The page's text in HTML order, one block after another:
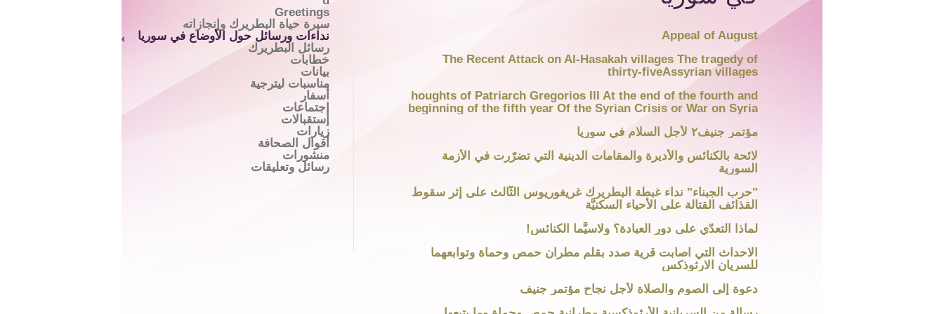
Appeal of August
The Recent Attack on Al-Hasakah villages The tragedy of
thirty-fiveAssyrian villages
houghts of Patriarch Gregorios III At the end of the fourth and
beginning of the fifth year Of the Syrian Crisis or War on Syria
مؤتمر جنيف٢ لأجل السلام في سوريا
لائحة بالكنائس والأديرة والمقامات الدينية التي تضرّرت في الأزمة
السورية
"حرب الجبناء" نداء غبطة البطريرك غريغوريوس الثَّالث على إثر سقوط
القذائف القتالة على الأحياء السكنيَّة
لماذا التعدّي على دور العبادة؟ ولاسيَّما الكنائس!
الاحداث التي اصابت قرية صدد بقلم مطران حمص وحماة وتوابعهما
للسريان الارثوذكس
دعوة إلى الصوم والصلاة لأجل نجاح مؤتمر جنيف
Greetings
سيرة حياة البطريرك وإنجازاته
نداءات ورسائل حول الأوضاع في سوريا
رسائل البطريرك
خطابات
بيانات
مناسبات ليترجية
أسفار
إجتماعات
إستقبالات
زيارات
أقوال الصحافة
منشورات
رسائل وتعليقات